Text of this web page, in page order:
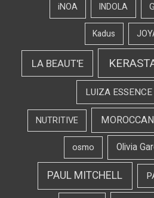
INDOLA
iNOA
Kadus
LA BEAUT'E
LUIZA ESSENCE
NUTRITIVE
Olivia
osmo
PAUL MITCHELL